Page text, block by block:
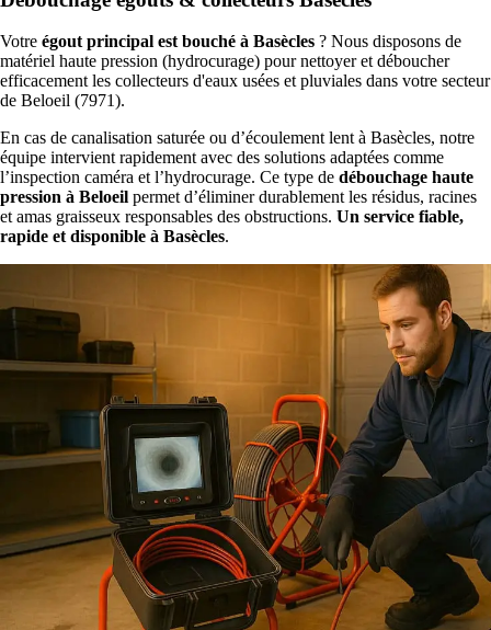
Votre égout principal est bouché à Basècles ? Nous disposons de
matériel haute pression (hydrocurage) pour nettoyer et déboucher
efficacement les collecteurs d'eaux usées et pluviales dans votre secteur
de Beloeil (7971).
En cas de canalisation saturée ou d’écoulement lent à Basècles, notre
équipe intervient rapidement avec des solutions adaptées comme
l’inspection caméra et l’hydrocurage. Ce type de débouchage haute
pression à Beloeil permet d’éliminer durablement les résidus, racines
et amas graisseux responsables des obstructions. Un service fiable,
rapide et disponible à Basècles.